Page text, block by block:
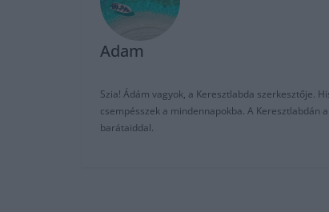
Adam
Szia! Ádám vagyok, a Keresztlabda szerkesztője.
csempésszek a mindennapokba. A Keresztlabdán
barátaiddal.